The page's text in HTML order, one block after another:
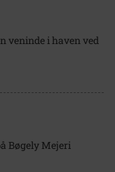
veninde i haven ved
Bøgely Mejeri